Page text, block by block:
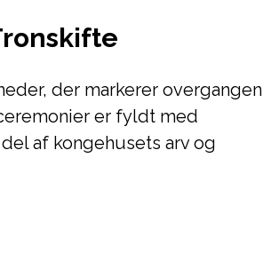
der markerer overgangen
er fyldt med
af kongehusets arv og